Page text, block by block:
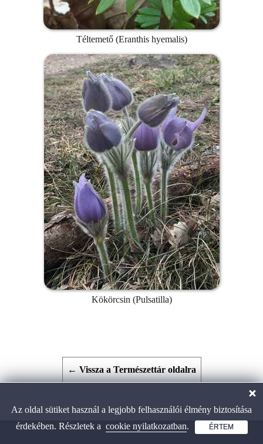
Téltemető (Eranthis hyemalis)
Kökörcsin (Pulsatilla)
← Vissza a Természettár oldalra
Az oldal sütiket használ a legjobb felhasználói élmény biztosítása
érdekében. Részletek a cookie nyilatkozatban. ÉRTEM